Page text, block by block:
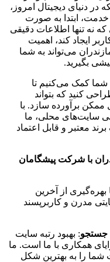
در دنیای دیجیتال امروز،
خدمت، ابتدا به صورت
نه تنها اطلاعات دقیقی
ایجاد کند، اهمیت
می‌تواند به شما
بگیرید.
شما کمک می‌کنیم تا
کنید که بتواند
ممکن برآورده سازد. با
سایت‌های محلی، ما
معتبر و قابل اعتماد
با شرکت پیشگامان
بهره‌گیری از آخرین
مدرن و کاربرپسند
جستجو: بهبود رتبه سایت
همکاری با ما است. ما
شما را به بهترین شکل